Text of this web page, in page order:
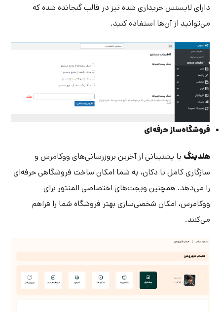
دارای لایسنس خریداری شده نیز در قالب گنجانده شده که
می‌توانید از آن‌ها استفاده کنید.
فروشگاه‌ساز حرفه‌ای
هلدینگ با پشتیبانی از آخرین بروزرسانی‌های ووکامرس و
سازگاری کامل با دکان، به شما امکان ساخت فروشگاهی حرفه‌ای
را می‌دهد. همچنین ویجت‌های اختصاصی المنتور برای
ووکامرس، امکان شخصی‌سازی بهتر فروشگاه شما را فراهم
می‌کنند.